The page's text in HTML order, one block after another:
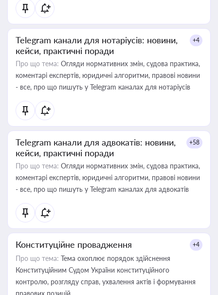
Telegram канали для нотаріусів: новини,
кейси, практичні поради
+4
Про що тема: Огляди нормативних змін, судова практика,
коментарі експертів, юридичні алгоритми, правові новини
- все, про що пишуть у Telegram каналах для нотаріусів
Telegram канали для адвокатів: новини,
кейси, практичні поради
+58
Про що тема: Огляди нормативних змін, судова практика,
коментарі експертів, юридичні алгоритми, правові новини
- все, про що пишуть у Telegram каналах для адвокатів
Конституційне провадження +4
Про що тема: Тема охоплює порядок здійснення
Конституційним Судом України конституційного
контролю, розгляду справ, ухвалення актів і формування
правових позицій